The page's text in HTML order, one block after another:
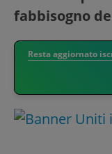
fabbisogno
Resta aggiornato